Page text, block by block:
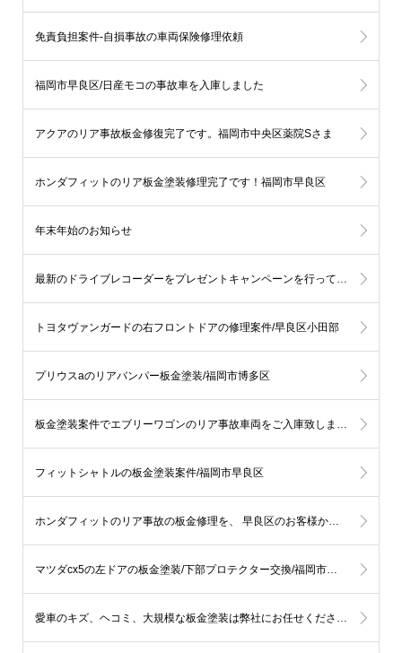
免責負担案件-自損事故の車両保険修理依頼
福岡市早良区/日産モコの事故車を入庫しました
アクアのリア事故板金修復完了です。福岡市中央区薬院Sさま
ホンダフィットのリア板金塗装修理完了です！福岡市早良区
年末年始のお知らせ
最新のドライブレコーダーをプレゼントキャンペーンを行っております。
トヨタヴァンガードの右フロントドアの修理案件/早良区小田部
プリウスaのリアバンパー板金塗装/福岡市博多区
板金塗装案件でエブリーワゴンのリア事故車両をご入庫致しました/福岡市城南区
フィットシャトルの板金塗装案件/福岡市早良区
ホンダフィットのリア事故の板金修理を、 早良区のお客様からご依頼頂きました
マツダcx5の左ドアの板金塗装/下部プロテクター交換/福岡市早良区
愛車のキズ、ヘコミ、大規模な板金塗装は弊社にお任せください。